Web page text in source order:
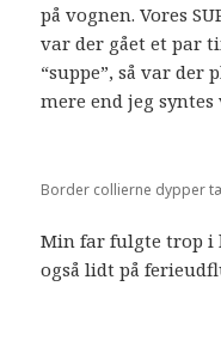
på vognen. Vores
var der gået et par
“suppe”, så var
mere end jeg syntes
Border collierne dypper
Min far fulgte trop i
også lidt på